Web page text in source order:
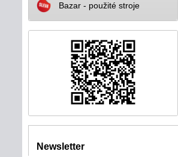
Bazar - použité stroje
Newsletter